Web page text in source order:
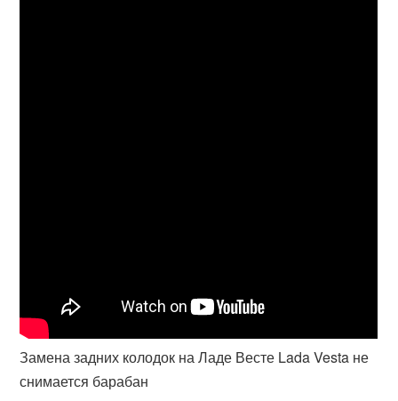
Замена задних колодок на Ладе Весте Lada Vesta не
снимается барабан